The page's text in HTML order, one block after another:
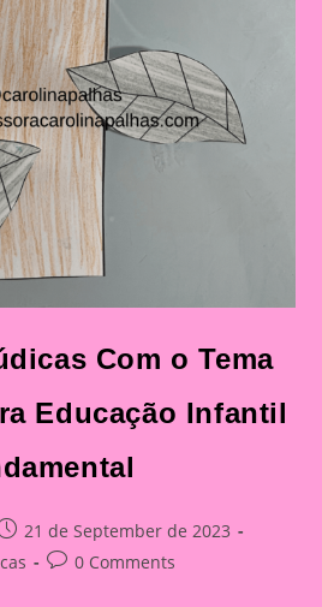
Com o Tema
Educação Infantil
21 de September de 2023
Post0 Comments